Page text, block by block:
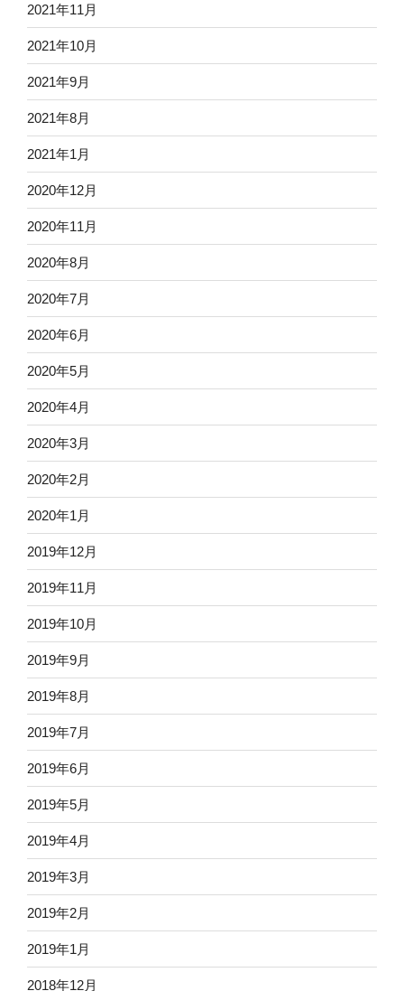
2021年11月
2021年10月
2021年9月
2021年8月
2021年1月
2020年12月
2020年11月
2020年8月
2020年7月
2020年6月
2020年5月
2020年4月
2020年3月
2020年2月
2020年1月
2019年12月
2019年11月
2019年10月
2019年9月
2019年8月
2019年7月
2019年6月
2019年5月
2019年4月
2019年3月
2019年2月
2019年1月
2018年12月